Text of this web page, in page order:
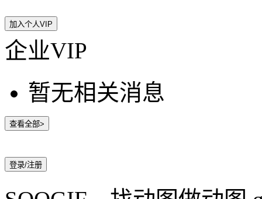
加入个人VIP
企业VIP
暂无相关消息
查看全部>
登录/注册